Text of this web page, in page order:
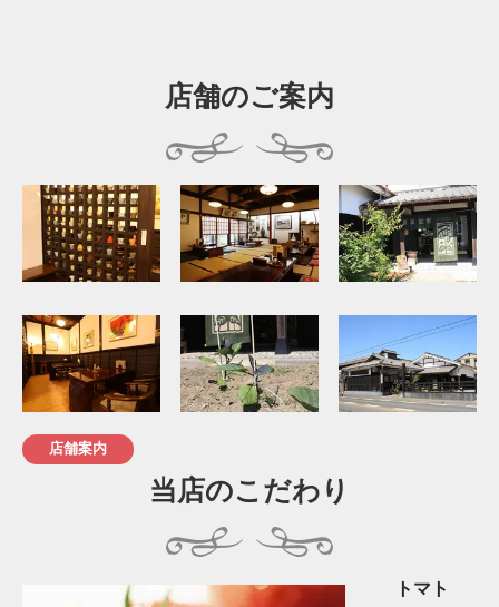
店舗のご案内
店舗案内
当店のこだわり
トマト